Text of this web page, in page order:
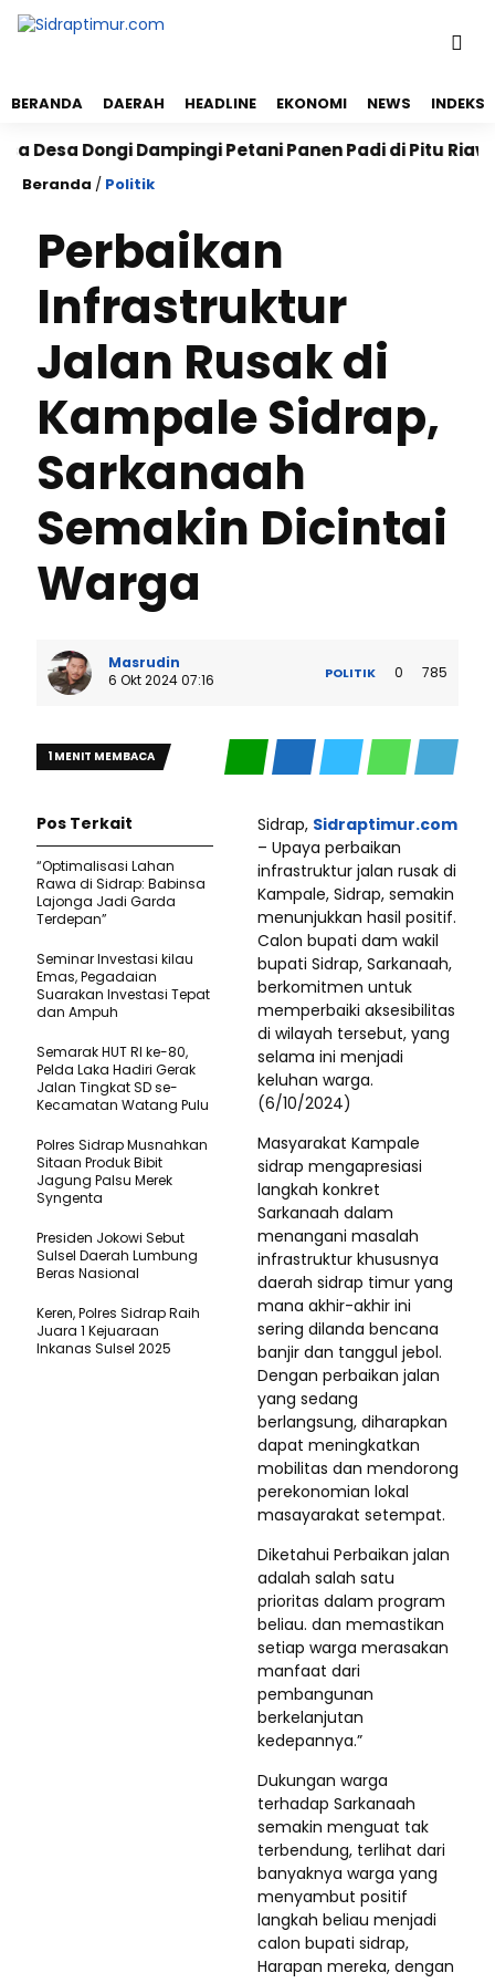
BERANDA DAERAH HEADLINE EKONOMI NEWS INDEKS
Dongi Dampingi Petani Panen Padi di Pitu Riawa,
Beranda / Politik
Perbaikan
Infrastruktur
Jalan Rusak di
Kampale Sidrap,
Sarkanaah
Semakin Dicintai
Warga
Masrudin
6 Okt 2024 07:16
POLITIK 0 785
1 MENIT MEMBACA
Sidrap, Sidraptimur.com
– Upaya perbaikan
infrastruktur jalan rusak di
Kampale, Sidrap, semakin
menunjukkan hasil positif.
Calon bupati dam wakil
bupati Sidrap, Sarkanaah,
berkomitmen untuk
memperbaiki aksesibilitas
di wilayah tersebut, yang
selama ini menjadi
keluhan warga.
(6/10/2024)
Masyarakat Kampale
sidrap mengapresiasi
langkah konkret
Sarkanaah dalam
menangani masalah
infrastruktur khususnya
daerah sidrap timur yang
mana akhir-akhir ini
sering dilanda bencana
banjir dan tanggul jebol.
Dengan perbaikan jalan
yang sedang
berlangsung, diharapkan
dapat meningkatkan
mobilitas dan mendorong
perekonomian lokal
masayarakat setempat.
Diketahui Perbaikan jalan
adalah salah satu
prioritas dalam program
beliau. dan memastikan
setiap warga merasakan
manfaat dari
pembangunan
berkelanjutan
kedepannya.”
Dukungan warga
terhadap Sarkanaah
semakin menguat tak
terbendung, terlihat dari
banyaknya warga yang
menyambut positif
langkah beliau menjadi
calon bupati sidrap,
Harapan mereka, dengan
Pos Terkait
“Optimalisasi Lahan
Rawa di Sidrap: Babinsa
Lajonga Jadi Garda
Terdepan”
Seminar Investasi kilau
Emas, Pegadaian
Suarakan Investasi Tepat
dan Ampuh
Semarak HUT RI ke-80,
Pelda Laka Hadiri Gerak
Jalan Tingkat SD se-
Kecamatan Watang Pulu
Polres Sidrap Musnahkan
Sitaan Produk Bibit
Jagung Palsu Merek
Syngenta
Presiden Jokowi Sebut
Sulsel Daerah Lumbung
Beras Nasional
Keren, Polres Sidrap Raih
Juara 1 Kejuaraan
Inkanas Sulsel 2025